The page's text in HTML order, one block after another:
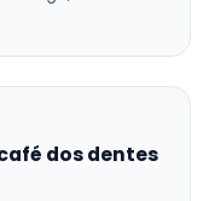
dos dentes